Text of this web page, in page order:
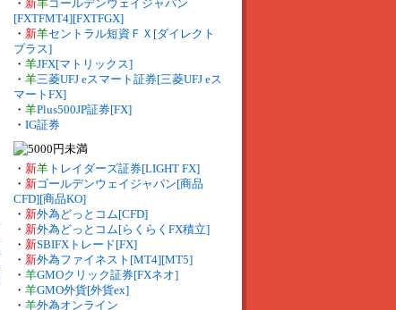
・ 新羊ゴールデンウェイジャパン
[FXTFMT4][FXTFGX]
・ 新羊セントラル短資ＦＸ[ダイレクト
プラス]
・ 羊JFX[マトリックス]
・ 羊三菱UFJ eスマート証券[三菱UFJ eス
マートFX]
・ 羊Plus500JP証券[FX]
・ IG証券
・ 新羊 トレイダーズ証券[LIGHT FX]
・ 新ゴールデンウェイジャパン[商品
CFD][商品KO]
・ 新外為どっとコム[CFD]
・ 新外為どっとコム[らくらくFX積立]
・ 新SBIFXトレード[FX]
・ 新外為ファイネスト[MT4][MT5]
・ 羊GMOクリック証券[FXネオ]
・ 羊GMO外貨[外貨ex]
・ 羊外為オンライン